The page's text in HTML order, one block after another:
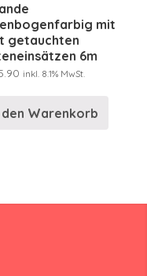
mit
getauchten
6m
inkl. 8.1% MwSt.
den Warenkorb